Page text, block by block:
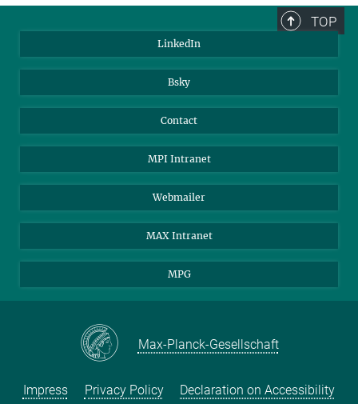
TOP
LinkedIn
Bsky
Contact
MPI Intranet
Webmailer
MAX Intranet
MPG
Max-Planck-Gesellschaft
Impress Privacy Policy Declaration on Accessibility